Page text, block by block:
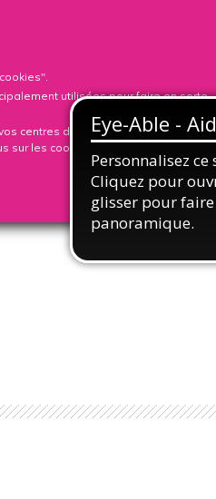
LA
utilisées pour faire en sorte
centres d'intérêt. Vous pouvez
les cookies que nous utilisons, vous